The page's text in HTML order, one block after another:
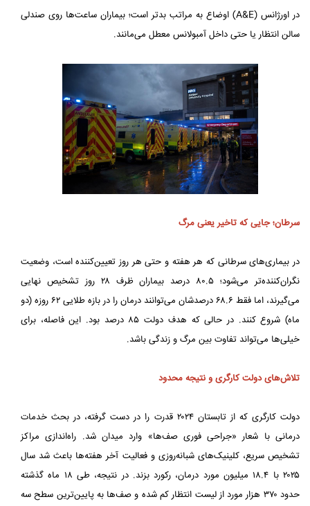
در اورژانس (A&E) اوضاع به مراتب بدتر است؛ بیماران ساعت‌ها روی صندلی
سالن انتظار یا حتی داخل آمبولانس معطل می‌مانند.
سرطان؛ جایی که تاخیر یعنی مرگ
در بیماری‌های سرطانی که هر هفته و حتی هر روز تعیین‌کننده است، وضعیت
نگران‌کننده‌تر می‌شود؛ ۸۰.۵ درصد بیماران ظرف ۲۸ روز تشخیص نهایی
می‌گیرند، اما فقط ۶۸.۶ درصدشان می‌توانند درمان را در بازه طلایی ۶۲ روزه (دو
ماه) شروع کنند. در حالی که هدف دولت ۸۵ درصد بود. این فاصله، برای
خیلی‌ها می‌تواند تفاوت بین مرگ و زندگی باشد.
تلاش‌های دولت کارگری و نتیجه محدود
دولت کارگری که از تابستان ۲۰۲۴ قدرت را در دست گرفته، در بحث خدمات
درمانی با شعار «جراحی فوری صف‌ها» وارد میدان شد. راه‌اندازی مراکز
تشخیص سریع، کلینیک‌های شبانه‌روزی و فعالیت آخر هفته‌ها باعث شد سال
۲۰۲۵ با ۱۸.۴ میلیون مورد درمان، رکورد بزند. در نتیجه، طی ۱۸ ماه گذشته
حدود ۳۷۰ هزار مورد از لیست انتظار کم شده و صف‌ها به پایین‌ترین سطح سه